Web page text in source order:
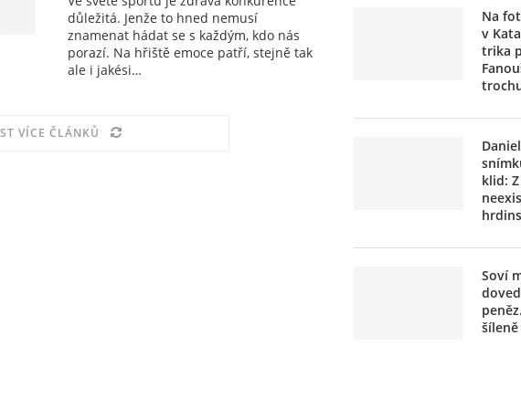
důležitá. Jenže to hned nemusí
znamenat hádat se s každým, kdo nás
porazí. Na hřiště emoce patří, stejně tak
ale i jakési…
VÍCE ČLÁNKŮ
Na
v
trika
klid:
Soví